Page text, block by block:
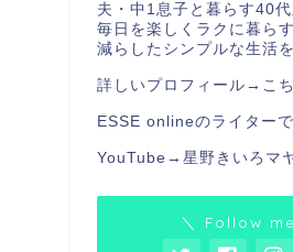
夫・中1息子と暮らす40代
毎日を楽しくラクに暮ら
減らしたシンプルな生活
詳しいプロフィール→ こ
ESSE onlineのライター
YouTube→ 星野きいろマ
＼ Follow